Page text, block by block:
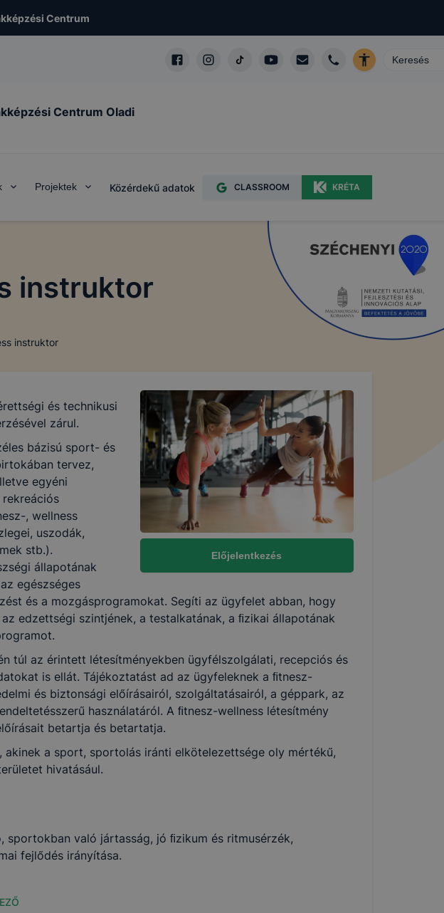
Centrum
Centrum Oladi
Projektek Közérdekű adatok CLASSROOM KRÉTA
instruktor
instruktor
Előjelentkezés
és technikusi
zárul.
bázisú sport- és
tervez,
egyéni
, wellness
uszodák,
stb.).
állapotának
egészséges
és a mozgásprogramokat. Segíti az ügyfelet abban, hogy
edzettségi szintjének, a testalkatának, a ﬁzikai állapotának
túl az érintett létesítményekben ügyfélszolgálati, recepciós és
is ellát. Tájékoztatást ad az ügyfeleknek a ﬁtnesz-
és biztonsági előírásairól, szolgáltatásairól, a géppark, az
használatáról. A ﬁtnesz-wellness létesítmény
betartja és betartatja.
akinek a sport, sportolás iránti elkötelezettsége oly mértékű,
hivatásául.
sportokban való jártasság, jó ﬁzikum és ritmusérzék,
fejlődés irányítása.